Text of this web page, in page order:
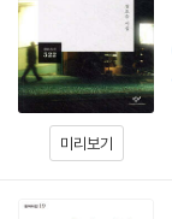
미리보기